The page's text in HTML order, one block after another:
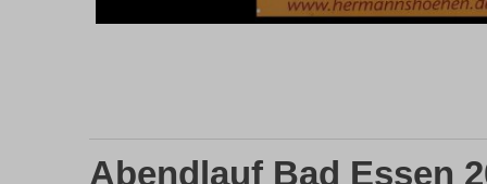
Abendlauf Bad Essen